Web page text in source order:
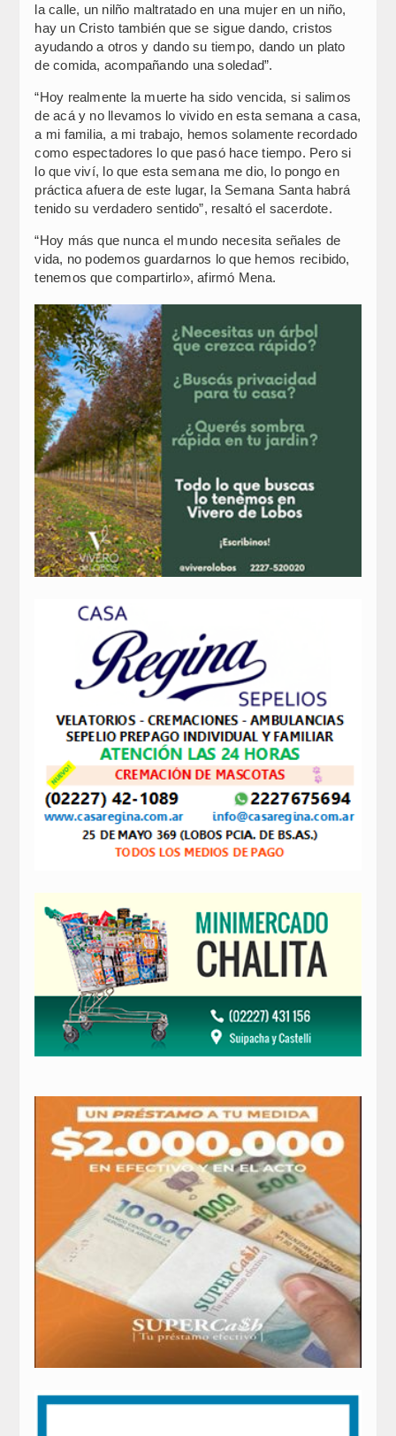
la calle, un nilño maltratado en una mujer en un niño,
hay un Cristo también que se sigue dando, cristos
ayudando a otros y dando su tiempo, dando un plato
de comida, acompañando una soledad”.
“Hoy realmente la muerte ha sido vencida, si salimos
de acá y no llevamos lo vivido en esta semana a casa,
a mi familia, a mi trabajo, hemos solamente recordado
como espectadores lo que pasó hace tiempo. Pero si
lo que viví, lo que esta semana me dio, lo pongo en
práctica afuera de este lugar, la Semana Santa habrá
tenido su verdadero sentido”, resaltó el sacerdote.
“Hoy más que nunca el mundo necesita señales de
vida, no podemos guardarnos lo que hemos recibido,
tenemos que compartirlo», afirmó Mena.